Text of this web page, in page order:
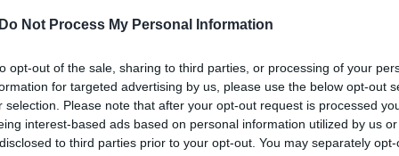
Do Not Process My Personal Information
opt-out of the sale, sharing to third parties, or processing of your
for targeted advertising by us, please use the below opt-out
selection. Please note that after your opt-out request is processed
interest-based ads based on personal information utilized by us
to third parties prior to your opt-out. You may separately
per visą kaupimo laikotarpį. Dar turite laisvę
o Lietuvos profesinių sąjungų
Inga Ruginienėkaupimą II pakopos privačiuose
bei mano, kad kiekvienas laisva valia turėtų